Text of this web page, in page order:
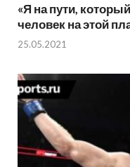
«Я на пути,
человек на этой
25.05.2021